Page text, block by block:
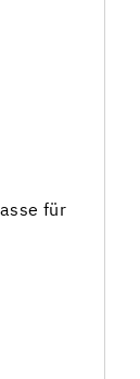
für